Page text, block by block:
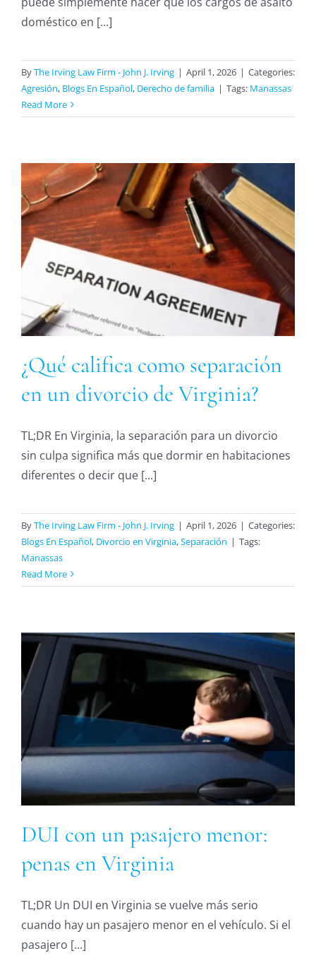
doméstico en [...]
ByThe Irving Law Firm - John J. Irving | April 1, 2026 | Categories:
Agresión, Blogs En Español, Derecho de familia | Tags: Manassas
Read More
¿Qué califica como separación
en un divorcio de Virginia?
TL;DR En Virginia, la separación para un divorcio
sin culpa significa más que dormir en habitaciones
diferentes o decir que [...]
ByThe Irving Law Firm - John J. Irving | April 1, 2026 | Categories:
Blogs En Español, Divorcio en Virginia,Separación | Tags:
Manassas
Read More
DUI con un pasajero menor:
penas en Virginia
TL;DR Un DUI en Virginia se vuelve más serio
cuando hay un pasajero menor en el vehículo. Si el
pasajero [...]